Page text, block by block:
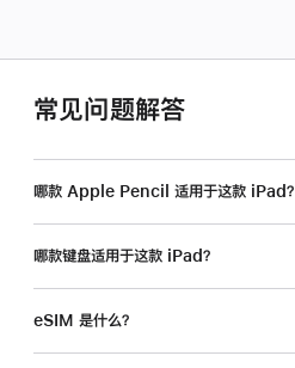
的
选
购
常见问题解答
哪款 Apple Pencil 适用于这款 iPad？
哪款键盘适用于这款 iPad？
eSIM 是什么？